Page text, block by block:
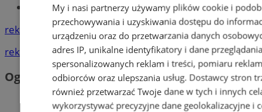
Tworzenie stron www - Orzesze
reklama
reklama
Ogłoszenia
My i nasi partnerzy używamy plików cookie i
przechowywania i uzyskiwania dostępu do
urządzeniu oraz do przetwarzania danych
adres IP, unikalne identyfikatory i dane
spersonalizowanych reklam i treści, pomiaru
odbiorców oraz ulepszania usług. Dostawcy stron
również przetwarzać Twoje dane w tych i innych
wykorzystywać precyzyjne dane geolokalizacyjne i